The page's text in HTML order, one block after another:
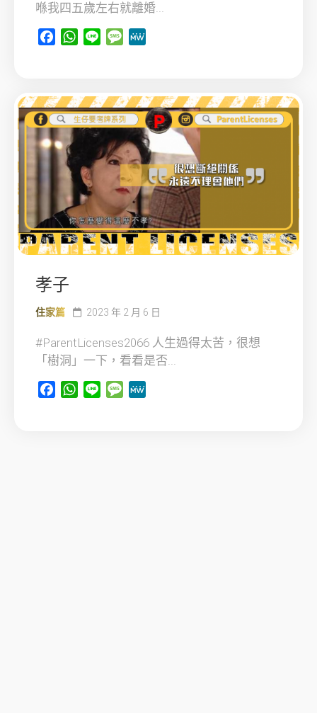
喺我四五歲左右就離婚...
FacebookWhatsApp
Line Message
孝子
住家篇 2023 年 2 月 6 日
#ParentLicenses2066 人生過得太苦，很想
「樹洞」一下，看看是否...
FacebookWhatsApp
Line Message